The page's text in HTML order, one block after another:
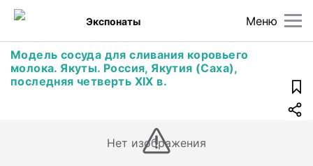
Меню
Экспонаты
Модель сосуда для сливания коровьего
молока. Якуты. Россия, Якутия (Саха),
последняя четверть XIX в.
Нет изображения